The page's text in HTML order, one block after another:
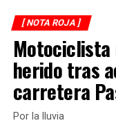
RELATED TOPICS:
DESPUÉS
Se incendia pipa
ANTES
Conato de incendio
[ NOTA ROJA ]
herido tras
carretera
Por la lluvia